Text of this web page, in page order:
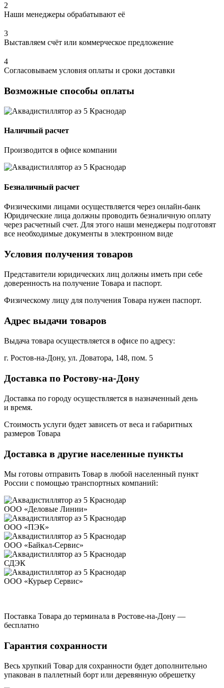
2
Наши менеджеры обрабатывают её
3
Выставляем счёт или коммерческое предложение
4
Согласовываем условия оплаты и сроки доставки
Возможные способы оплаты
Наличный расчет
Производится в офисе компании
Безналичный расчет
Физическими лицами осуществляется через онлайн-банк
Юридические лица должны проводить безналичную оплату
через расчетный счет. Для этого наши менеджеры подготовят
все необходимые документы в электронном виде
Условия получения товаров
Представители юридических лиц должны иметь при себе
доверенность на получение Товара и паспорт.
Физическому лицу для получения Товара нужен паспорт.
Адрес выдачи товаров
Выдача товара осуществляется в офисе по адресу:
г. Ростов-на-Дону, ул. Доватора, 148, пом. 5
Доставка по Ростову-на-Дону
Доставка по городу осуществляется в назначенный день
и время.
Стоимость услуги будет зависеть от веса и габаритных
размеров Товара
Доставка в другие населенные пункты
Мы готовы отправить Товар в любой населенный пункт
России с помощью транспортных компаний:
ООО «Деловые Линии»
ООО «ПЭК»
ООО «Байкал-Сервис»
СДЭК
ООО «Курьер Сервис»
Поставка Товара до терминала в Ростове-на-Дону —
бесплатно
Гарантия сохранности
Весь хрупкий Товар для сохранности будет дополнительно
упакован в паллетный борт или деревянную обрешетку